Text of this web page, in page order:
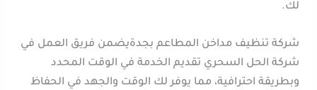
لك.
شركة تنظيف مداخن المطاعم بجدةيضمن فريق العمل في
شركة الحل السحري تقديم الخدمة في الوقت المحدد
وبطريقة احترافية، مما يوفر لك الوقت والجهد في الحفاظ